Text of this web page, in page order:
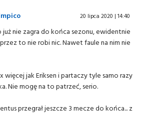
20 lipca 2020 | 14:40
już nie zagra do końca sezonu, ewidentnie
to nie robi nic. Nawet faule na nim nie
więcej jak Eriksen i partaczy tyle samo razy
Nie mogę na to patrzeć, serio.
przegrał jeszcze 3 mecze do końca... z